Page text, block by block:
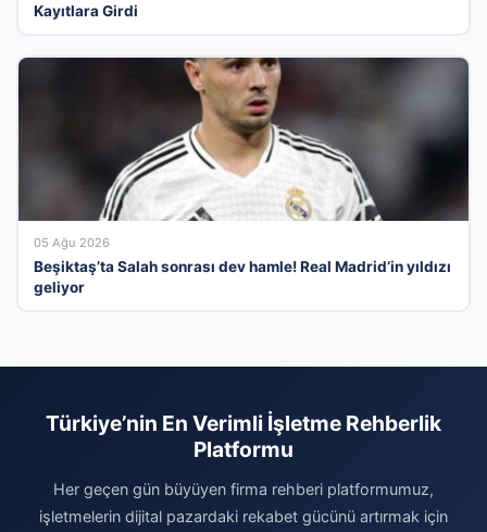
Kayıtlara Girdi
05 Ağu 2026
Beşiktaş’ta Salah sonrası dev hamle! Real Madrid’in yıldızı
geliyor
Türkiye’nin En Verimli İşletme Rehberlik
Platformu
Her geçen gün büyüyen firma rehberi platformumuz,
işletmelerin dijital pazardaki rekabet gücünü artırmak için